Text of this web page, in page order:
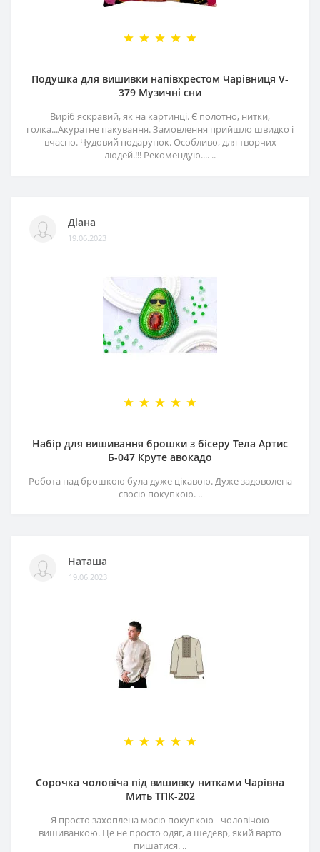
Подушка для вишивки напівхрестом Чарівниця V-
379 Музичні сни
Виріб яскравий, як на картинці. Є полотно, нитки,
голка...Акуратне пакування. Замовлення прийшло швидко і
вчасно. Чудовий подарунок. Особливо, для творчих
людей.!!! Рекомендую.... ..
Діана
19.06.2023
Набір для вишивання брошки з бісеру Тела Артис
Б-047 Круте авокадо
Робота над брошкою була дуже цікавою. Дуже задоволена
своєю покупкою. ..
Наташа
19.06.2023
Сорочка чоловіча під вишивку нитками Чарівна
Мить ТПК-202
Я просто захоплена моєю покупкою - чоловічою
вишиванкою. Це не просто одяг, а шедевр, який варто
пишатися. ..